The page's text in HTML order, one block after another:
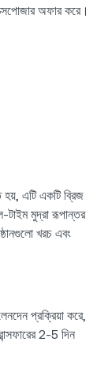
অফার করে।
হয়, এটি একটি ব্রিজ
টাইম মুদ্রা রূপান্তর
খরচ এবং
প্রক্রিয়া করে,
2-5 দিন